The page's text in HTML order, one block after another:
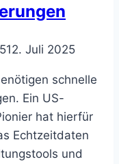
12. Juli 2025
schnelle
Ein US-
hat hierfür
Echtzeitdaten
und